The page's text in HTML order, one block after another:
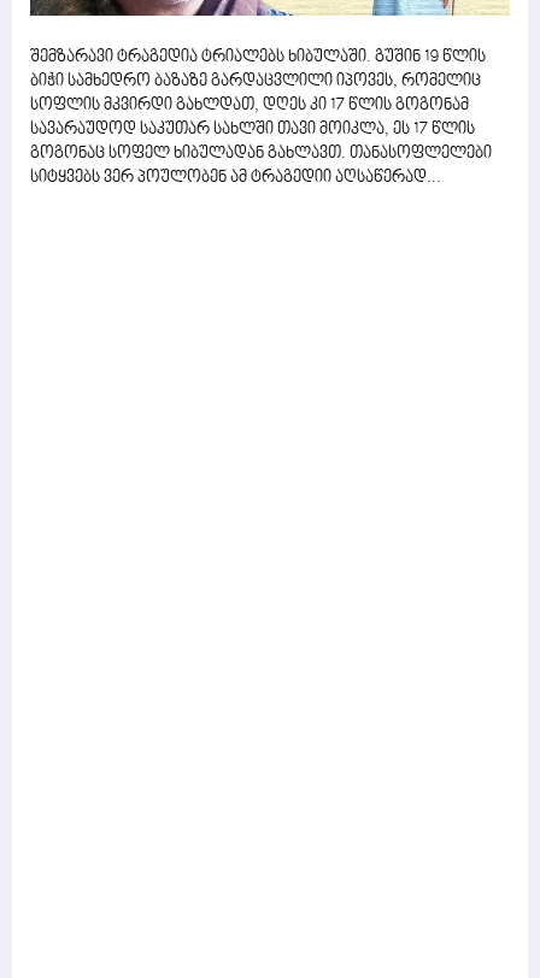
შემზარავი ტრაგედია ტრიალებს ხიბულაში. გუშინ 19 წლის
ბიჭი სამხედრო ბაზაზე გარდაცვლილი იპოვეს, რომელიც
სოფლის მკვირდი გახლდათ, დღეს კი 17 წლის გოგონამ
სავარაუდოდ საკუთარ სახლში თავი მოიკლა, ეს 17 წლის
გოგონაც სოფელ ხიბულადან გახლავთ. თანასოფლელები
სიტყვებს ვერ პოულობენ ამ ტრაგედიი აღსაწერად...